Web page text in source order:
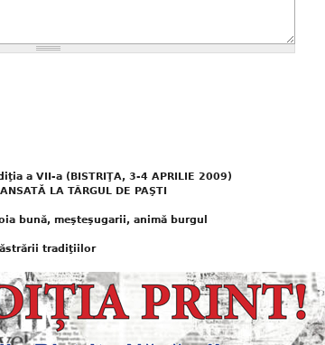
a VII-a (BISTRIŢA, 3-4 APRILIE 2009)
LA TÂRGUL DE PAŞTI
bună, meşteşugarii, animă burgul
tradiţiilor